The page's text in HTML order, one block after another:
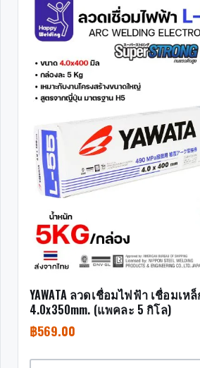
YAWATA ลวดเชื่อมไฟฟ้า เชื่อมเห
4.0x350mm. (แพคละ 5 กิโล)
฿569.00